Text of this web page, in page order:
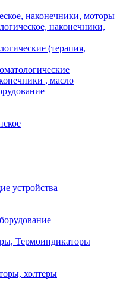
наконечники, моторы
наконечники,
(терапия,
, масло
устройства
Термоиндикаторы
холтеры